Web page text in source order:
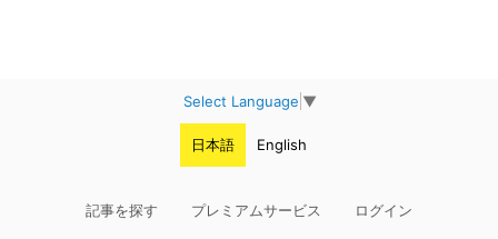
Select Language ▼
日本語 English
記事を探す プレミアムサービス ログイン